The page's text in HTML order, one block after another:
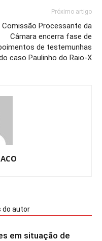
Próximo artigo
Comissão Processante da
Câmara encerra fase de
de testemunhas
caso Paulinho do Raio-X
do autor
em situação de